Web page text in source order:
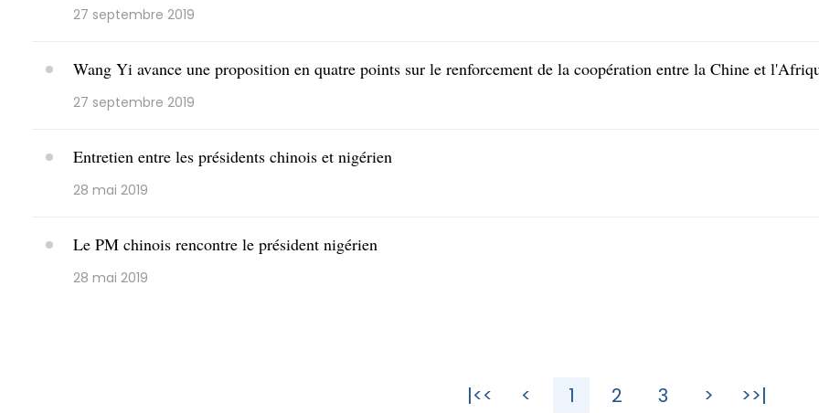
27 septembre 2019
Wang Yi avance une proposition en quatre points sur le renforcement de la coopération entre la Chine et
27 septembre 2019
Entretien entre les présidents chinois et nigérien
28 mai 2019
Le PM chinois rencontre le président nigérien
28 mai 2019
|<< < 1 2 3 > >>|